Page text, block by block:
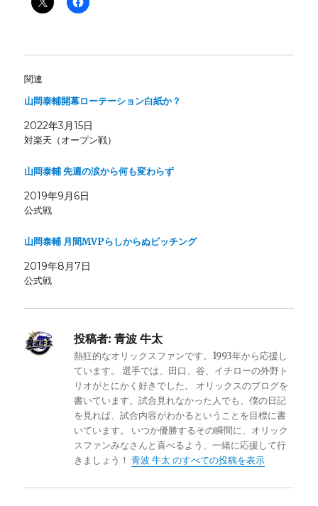
関連
山岡泰輔開幕ローテーション白紙か？
2022年3月15日
対楽天（オープン戦）
山岡泰輔 先週の涙から何も変わらず
2019年9月6日
公式戦
山岡泰輔 月間MVPらしからぬピッチング
2019年8月7日
公式戦
投稿者: 青波 牛太
熱狂的なオリックスファンです。1993年から応援し
ています。 選手では、田口、谷、イチローの外野ト
リオがとにかく好きでした。 オリックスのブログを
書いています。試合見れなかった人でも、僕の日記
を見れば、試合内容がわかるということを目標に書
いています。 いつか優勝するその瞬間に、オリック
スファンみなさんと喜べるよう、一緒に応援して行
きましょう！青波 牛太 のすべての投稿を表示